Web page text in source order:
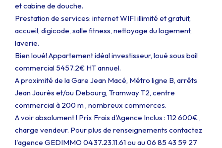
et cabine de douche.
Prestation de services: internet WIFI illimité et gratuit,
accueil, digicode, salle fitness, nettoyage du logement,
laverie.
Bien loué! Appartement idéal investisseur, loué sous bail
commercial 5457.2€ HT annuel.
A proximité de la Gare Jean Macé, Métro ligne B, arrêts
Jean Jaurès et/ou Debourg, Tramway T2, centre
commercial à 200 m , nombreux commerces.
A voir absolument ! Prix Frais d'Agence Inclus : 112 600€ ,
charge vendeur. Pour plus de renseignements contactez
l'agence GEDIMMO 04.37.23.11.61 ou au 06 85 43 59 27